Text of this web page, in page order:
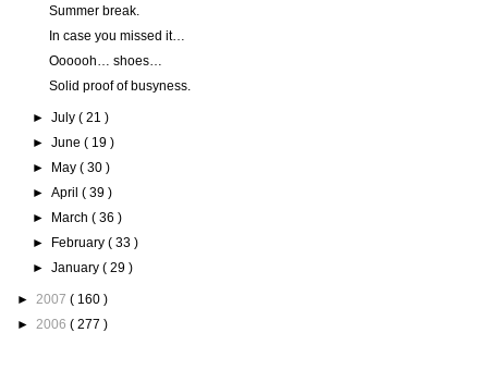
Summer break.
In case you missed it…
Oooooh… shoes…
Solid proof of busyness.
►July( 21 )
►June( 19 )
►
May( 30 )
►April( 39 )
►
March( 36 )
►
February( 33 )
►January( 29 )
► 2007 ( 160 )
► 2006 ( 277 )